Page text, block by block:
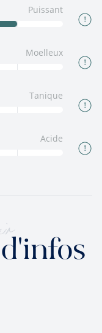
Puissant
Moelleux
Tanique
Acide